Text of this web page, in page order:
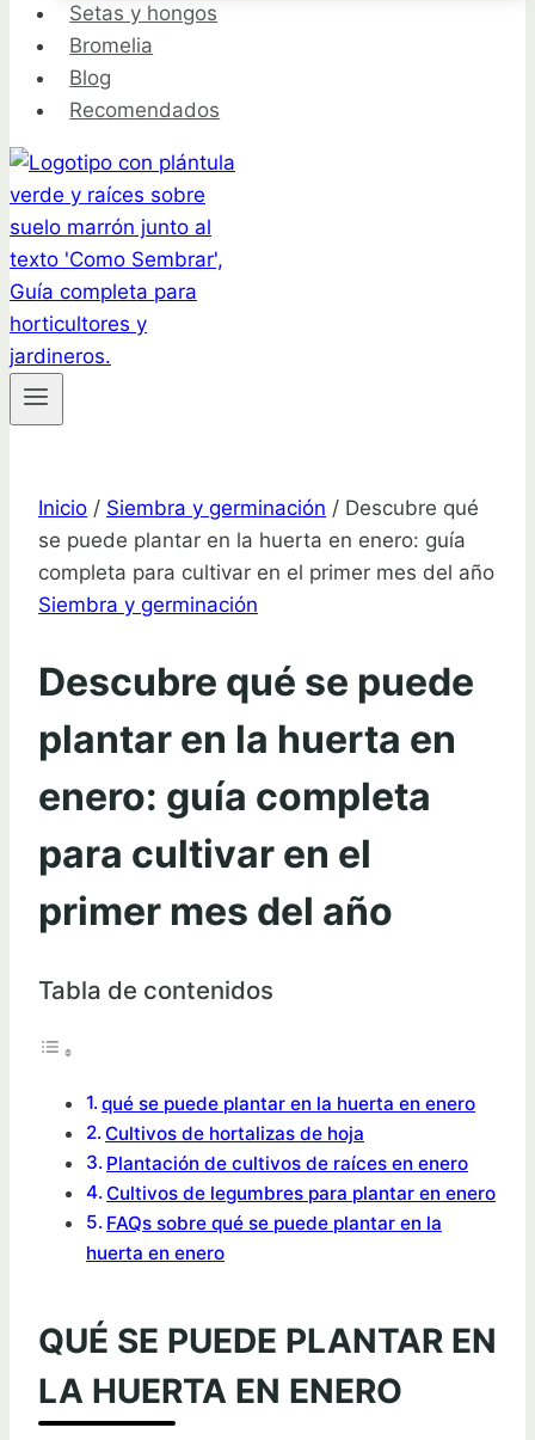
Setas y hongos
Bromelia
Blog
Recomendados
Inicio / Siembra y germinación / Descubre qué
se puede plantar en la huerta en enero: guía
completa para cultivar en el primer mes del año
Siembra y germinación
Descubre qué se puede
plantar en la huerta en
enero: guía completa
para cultivar en el
primer mes del año
Tabla de contenidos
qué se puede plantar en la huerta en enero
Cultivos de hortalizas de hoja
Plantación de cultivos de raíces en enero
Cultivos de legumbres para plantar en enero
FAQs sobre qué se puede plantar en la
huerta en enero
QUÉ SE PUEDE PLANTAR EN
LA HUERTA EN ENERO